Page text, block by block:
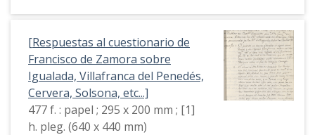
[Respuestas al cuestionario de
Francisco de Zamora sobre
Igualada, Villafranca del Penedés,
Cervera, Solsona, etc...]
477 f. : papel ; 295 x 200 mm ; [1]
h. pleg. (640 x 440 mm)